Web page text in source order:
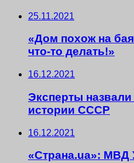
25.11.2021
«Дом похож на
что-то делать!»
16.12.2021
Эксперты назвали
истории СССР
16.12.2021
«Страна.ua»: МВД